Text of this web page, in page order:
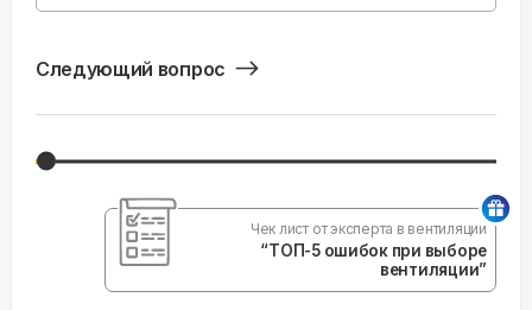
Следующий вопрос
Чек лист от эксперта в вентиляции
“ТОП-5 ошибок при выборе
вентиляции”